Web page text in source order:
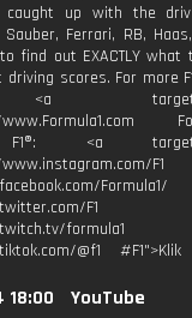
caught up with the
Sauber, Ferrari, RB,
find out EXACTLY what
scores. For more
<a
F1
Formula1/
F1
formula1
@f1
18:00
YouTube